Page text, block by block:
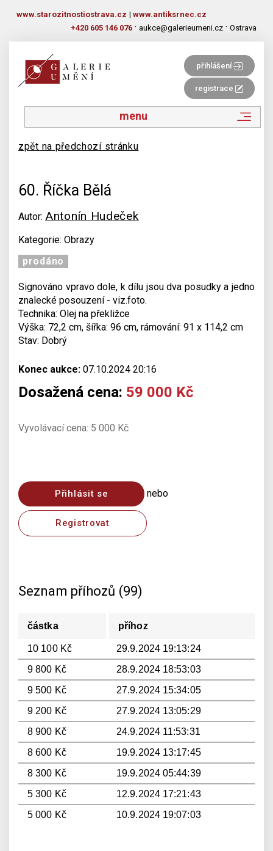
www.starozitnostiostrava.cz | www.antiksrnec.cz
+420 605 146 076 · aukce@galerieumeni.cz · Ostrava
přihlášení
registrace
menu
zpět na předchozí stránku
60. Říčka Bělá
Autor: Antonín Hudeček
Kategorie: Obrazy
prodáno
Signováno vpravo dole, k dílu jsou dva posudky a jedno
znalecké posouzení - viz.foto.
Technika: Olej na překližce
Výška: 72,2 cm, šířka: 96 cm, rámování: 91 x 114,2 cm
Stav: Dobrý
Konec aukce: 07.10.2024 20:16
Dosažená cena: 59 000 Kč
Vyvolávací cena: 5 000 Kč
Přihlásit se nebo
Registrovat
Seznam příhozů (99)
částka příhoz
10 100 Kč
29.9.2024 19:13:24
9 800 Kč
28.9.2024 18:53:03
9 500 Kč
27.9.2024 15:34:05
9 200 Kč
27.9.2024 13:05:29
8 900 Kč
24.9.2024 11:53:31
8 600 Kč
19.9.2024 13:17:45
8 300 Kč
19.9.2024 05:44:39
5 300 Kč
12.9.2024 17:21:43
5 000 Kč
10.9.2024 19:07:03